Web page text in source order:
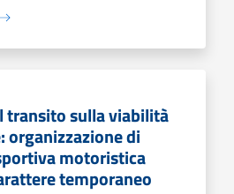
transito sulla viabilità
di
motoristica
temporaneo